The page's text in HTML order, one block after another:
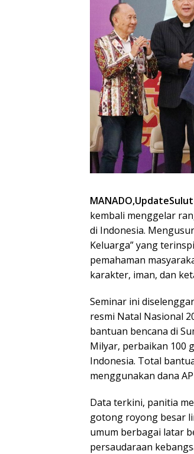
MANADO,UpdateSulut
kembali menggelar
di Indonesia.
Keluarga” yang
pemahaman
karakter, iman, dan
Seminar ini
resmi Natal Nasional
bantuan bencana di
Milyar, perbaikan 100
Indonesia. Total
menggunakan dana
Data terkini, panitia
gotong royong besar
umum berbagai latar
persaudaraan